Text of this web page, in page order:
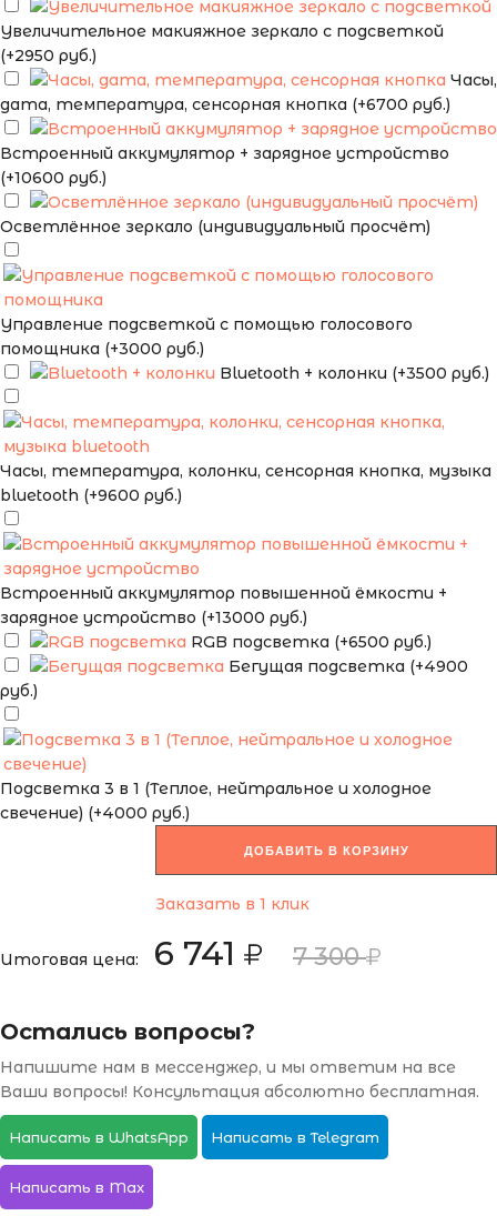
Увеличительное макияжное зеркало с подсветкой
(+2950 руб.)
Часы,
дата, температура, сенсорная кнопка (+6700 руб.)
Встроенный аккумулятор + зарядное устройство
(+10600 руб.)
Осветлённое зеркало (индивидуальный просчёт)
Управление подсветкой с помощью голосового
помощника (+3000 руб.)
Bluetooth + колонки (+3500 руб.)
Часы, температура, колонки, сенсорная кнопка, музыка
bluetooth (+9600 руб.)
Встроенный аккумулятор повышенной ёмкости +
зарядное устройство (+13000 руб.)
RGB подсветка (+6500 руб.)
Бегущая подсветка (+4900
руб.)
Подсветка 3 в 1 (Теплое, нейтральное и холодное
свечение) (+4000 руб.)
ДОБАВИТЬ В КОРЗИНУ
Заказать в 1 клик
Итоговая цена: 6 741 7 300
Остались вопросы?
Напишите нам в мессенджер, и мы ответим на все
Ваши вопросы! Консультация абсолютно бесплатная.
Написать в WhatsApp Написать в Telegram
Написать в Max